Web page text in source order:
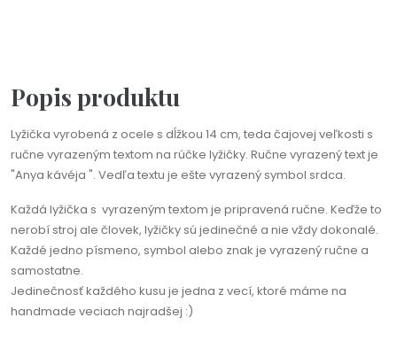
Popis produktu
Lyžička vyrobená z ocele s dĺžkou 14 cm, teda čajovej veľkosti s
ručne vyrazeným textom na rúčke lyžičky. Ručne vyrazený text je
"Anya kávéja ". Vedľa textu je ešte vyrazený symbol srdca.
Každá lyžička s vyrazeným textom je pripravená ručne. Keďže to
nerobí stroj ale človek, lyžičky sú jedinečné a nie vždy dokonalé.
Každé jedno písmeno, symbol alebo znak je vyrazený ručne a
samostatne.
Jedinečnosť každého kusu je jedna z vecí, ktoré máme na
handmade veciach najradšej :)